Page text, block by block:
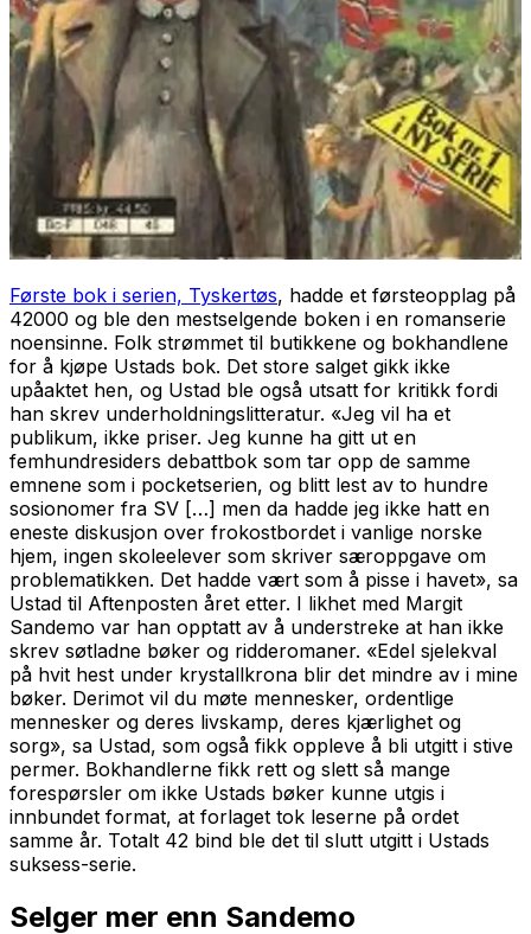
Første bok i serien, Tyskertøs, hadde et førsteopplag på
42000 og ble den mestselgende boken i en romanserie
noensinne. Folk strømmet til butikkene og bokhandlene
for å kjøpe Ustads bok. Det store salget gikk ikke
upåaktet hen, og Ustad ble også utsatt for kritikk fordi
han skrev underholdningslitteratur. «Jeg vil ha et
publikum, ikke priser. Jeg kunne ha gitt ut en
femhundresiders debattbok som tar opp de samme
emnene som i pocketserien, og blitt lest av to hundre
sosionomer fra SV […] men da hadde jeg ikke hatt en
eneste diskusjon over frokostbordet i vanlige norske
hjem, ingen skoleelever som skriver særoppgave om
problematikken. Det hadde vært som å pisse i havet», sa
Ustad til Aftenposten året etter. I likhet med Margit
Sandemo var han opptatt av å understreke at han ikke
skrev søtladne bøker og ridderomaner. «Edel sjelekval
på hvit hest under krystallkrona blir det mindre av i mine
bøker. Derimot vil du møte mennesker, ordentlige
mennesker og deres livskamp, deres kjærlighet og
sorg», sa Ustad, som også fikk oppleve å bli utgitt i stive
permer. Bokhandlerne fikk rett og slett så mange
forespørsler om ikke Ustads bøker kunne utgis i
innbundet format, at forlaget tok leserne på ordet
samme år. Totalt 42 bind ble det til slutt utgitt i Ustads
suksess-serie.
Selger mer enn Sandemo